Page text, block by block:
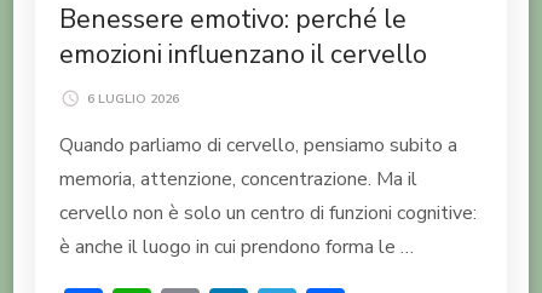
Benessere emotivo: perché le
emozioni influenzano il cervello
6 LUGLIO 2026
Quando parliamo di cervello, pensiamo subito a
memoria, attenzione, concentrazione. Ma il
cervello non è solo un centro di funzioni cognitive:
è anche il luogo in cui prendono forma le …